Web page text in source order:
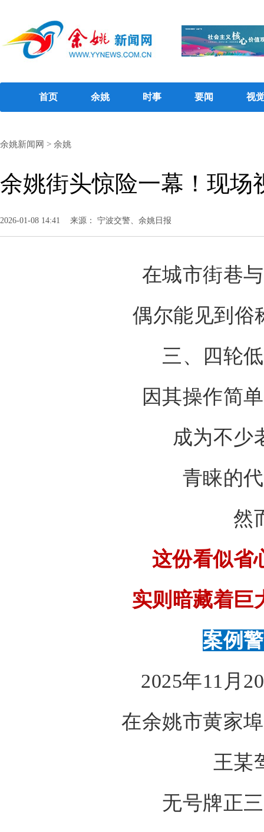
首页 余姚 时事 要闻 视
余姚新闻网 > 余姚
余姚街头惊险一幕！现场
2026-01-08 14:41 来源： 宁波交警、余姚日报
在城市街巷
偶尔能见到俗
三、四轮
因其操作简
成为不少
青睐的
然
这份看似省
实则暗藏着巨
案例
2025年11月
在余姚市黄家
王某
无号牌正